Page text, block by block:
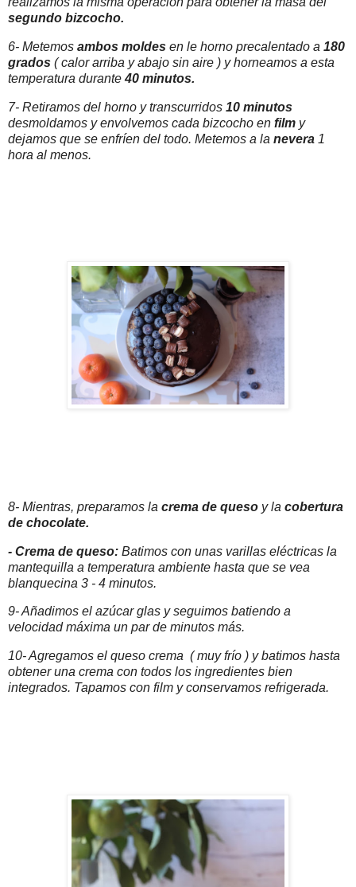
segundo bizcocho.
6- Metemos ambos moldes en le horno precalentado a 180
grados ( calor arriba y abajo sin aire ) y horneamos a esta
temperatura durante40 minutos.
7- Retiramos del horno y transcurridos 10 minutos
desmoldamos y envolvemos cada bizcocho en film y
dejamos que se enfríen del todo. Metemos a la nevera 1
hora al menos.
8- Mientras, preparamos la crema de queso y la cobertura
de chocolate.
- Crema de queso: Batimos con unas varillas eléctricas la
mantequilla a temperatura ambiente hasta que se vea
blanquecina 3 - 4 minutos.
9- Añadimos el azúcar glas y seguimos batiendo a
velocidad máxima un par de minutos más.
10- Agregamos el queso crema ( muy frío ) y batimos hasta
obtener una crema con todos los ingredientes bien
integrados. Tapamos con film y conservamos refrigerada.